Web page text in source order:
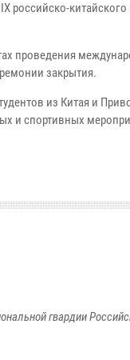
российско-
проведения
закрытия.
из Китая и
и спортивных
гвардии